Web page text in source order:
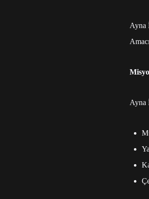
Ayna
Ayna